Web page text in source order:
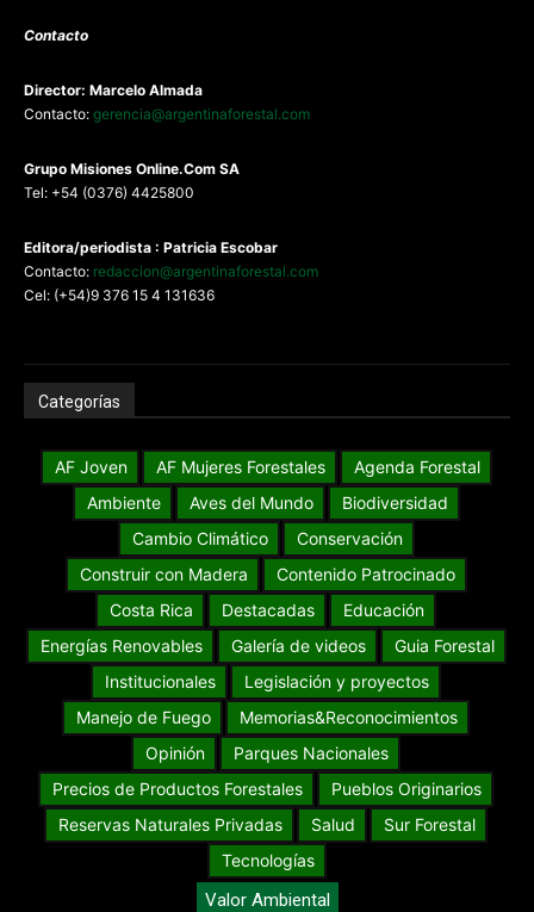
Contacto
Director: Marcelo Almada
Contacto: gerencia@argentinaforestal.com
Grupo Misiones Online.Com SA
Tel: +54 (0376) 4425800
Editora/periodista : Patricia Escobar
Contacto: redaccion@argentinaforestal.com
Cel: (+54)9 376 15 4 131636
Categorías
AF Joven AF Mujeres Forestales
Agenda Forestal
Ambiente
Aves del Mundo
Biodiversidad
Cambio Climático
Conservación
Construir con Madera
Contenido Patrocinado
Costa Rica
Destacadas
Educación
Energías Renovables
Galería de videos
Guia Forestal
Institucionales
Legislación y proyectos
Manejo de Fuego
Memorias&Reconocimientos
Opinión
Parques Nacionales
Precios de Productos Forestales
Pueblos Originarios
Reservas Naturales Privadas
Salud
Sur Forestal
Tecnologías
Valor Ambiental